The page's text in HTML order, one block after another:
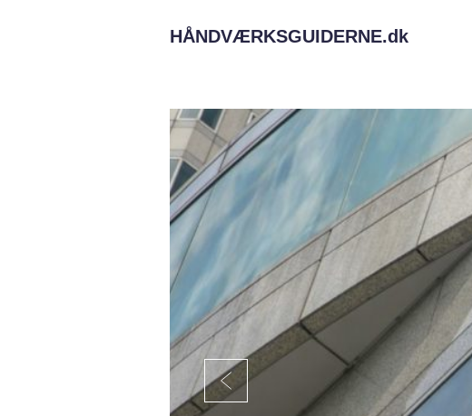
HÅNDVÆRKSGUIDERNE.dk